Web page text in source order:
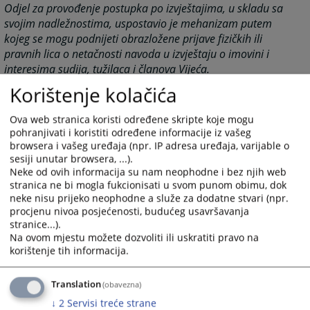
Odjel za provođenje postupka po izvještajima, u skladu sa
svojim nadležnostima, uspostavio je mehanizam putem
kojeg se mogu podnijeti obrazložene prijave fizičkih ili
pravnih lica o netačnosti navoda u izvještaju o imovini i
interesima sudija, tužilaca i članova Vijeća.
Netačne navode u izvještaju možete prijaviti putem e-mail
adrese:prijava.nepravilnosti@pravosudje.ba
Podnesene prijave će se smatrati prijavama o netačnosti
navoda u izvještaju u smislu odredbe člana 86c. stav (2)
Zakona o VSTV-u BiH, na osnovu kojih će se, u pravilu,
inicirati provođenje dodatne provjere Izvještaja. U roku od
60 dana od dana podnošenja, podnosiocu prijave će biti
dostavljena informacija o preduzetim aktivnostima.
3833 PREGLEDA
Korištenje kolačića
Ova web stranica koristi određene skripte koje mogu
pohranjivati i koristiti određene informacije iz vašeg
browsera i vašeg uređaja (npr. IP adresa uređaja, varijable o
sesiji unutar browsera, ...).
Neke od ovih informacija su nam neophodne i bez njih web
stranica ne bi mogla fukcionisati u svom punom obimu, dok
neke nisu prijeko neophodne a služe za dodatne stvari (npr.
procjenu nivoa posjećenosti, budućeg usavršavanja
stranice...).
Na ovom mjestu možete dozvoliti ili uskratiti pravo na
korištenje tih informacija.
Translation(obavezna)
↓ 2 Servisi treće strane